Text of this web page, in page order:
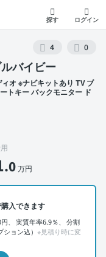
探す ログイン
4 0
バイビー
オ ※ナビキットあり TV ブ
トキー バックモニター ド
.0万円
入できます
、 実質年率6.9％、 分割
ョン込） ※見積り時に変